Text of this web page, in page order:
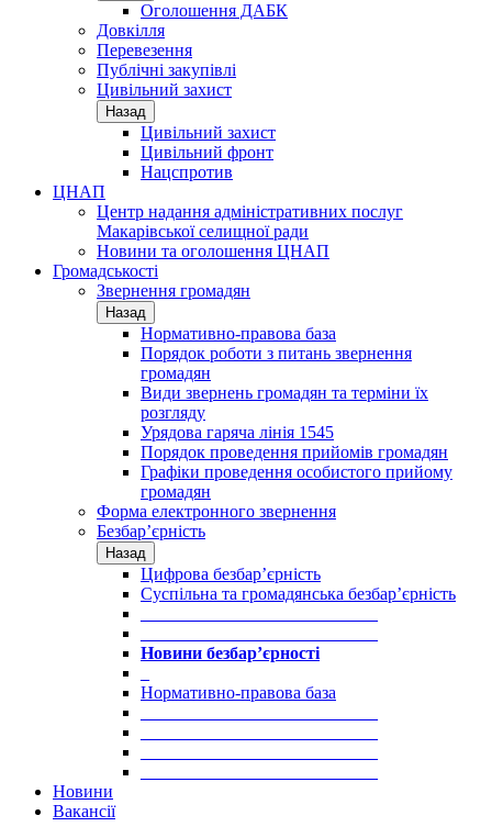
Оголошення ДАБК
Довкілля
Перевезення
Публічні закупівлі
Цивільний захист
Назад
Цивільний захист
Цивільний фронт
Нацспротив
ЦНАП
Центр надання адміністративних послуг
Макарівської селищної ради
Новини та оголошення ЦНАП
Громадськості
Звернення громадян
Назад
Нормативно-правова база
Порядок роботи з питань звернення
громадян
Види звернень громадян та терміни їх
розгляду
Урядова гаряча лінія 1545
Порядок проведення прийомів громадян
Графіки проведення особистого прийому
громадян
Форма електронного звернення
Безбар’єрність
Назад
Цифрова безбар’єрність
Суспільна та громадянська безбар’єрність
Новини безбар’єрності
Нормативно-правова база
Новини
Вакансії